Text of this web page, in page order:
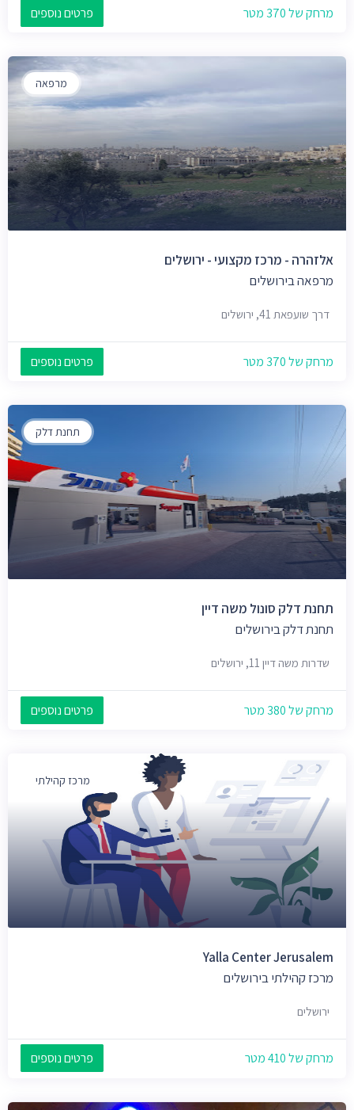
מרחק של 370 מטר פרטים נוספים
מרפאה
אלזהרה - מרכז מקצועי - ירושלים
מרפאה בירושלים
דרך שועפאת 41, ירושלים
מרחק של 370 מטר פרטים נוספים
תחנת דלק
תחנת דלק סונול משה דיין
תחנת דלק בירושלים
שדרות משה דיין 11, ירושלים
מרחק של 380 מטר פרטים נוספים
מרכז קהילתי
Yalla Center Jerusalem
מרכז קהילתי בירושלים
ירושלים
מרחק של 410 מטר פרטים נוספים